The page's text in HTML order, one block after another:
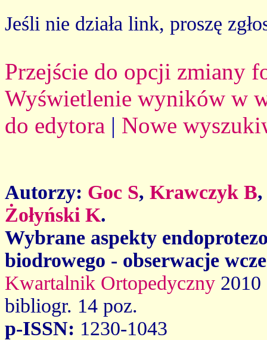
Jeśli nie działa link, proszę
Przejście do opcji zmiany
Wyświetlenie wyników w
do edytora | Nowe
Autorzy: Goc S, Krawczyk B
Żołyński K.
Wybrane aspekty
biodrowego - obserwacje
Kwartalnik Ortopedyczny
bibliogr. 14 poz.
p-ISSN: 1230-1043